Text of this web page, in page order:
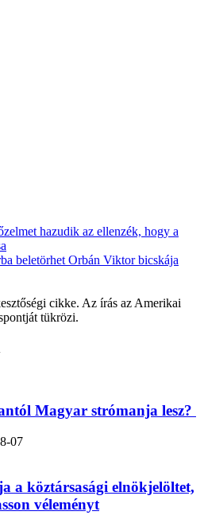
hazudik az ellenzék, hogy a
beletörhet Orbán Viktor bicskája
cikke. Az írás az Amerikai
tükrözi.
Magyar strómanja lesz?
07
a köztársasági elnökjelöltet,
véleményt